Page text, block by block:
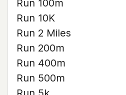
Run 100m
Run 10K
Run 2 Miles
Run 200m
Run 400m
Run 500m